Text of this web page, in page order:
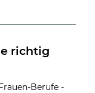
richtig
Berufe -